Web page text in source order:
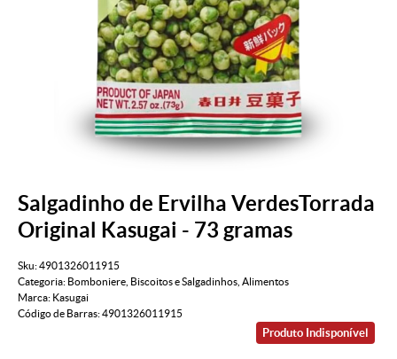
Salgadinho de Ervilha VerdesTorrada
Original Kasugai - 73 gramas
Sku:4901326011915
Categoria: Bomboniere Biscoitos e Salgadinhos Alimentos
Marca: Kasugai
Código de Barras:4901326011915
Produto Indisponível